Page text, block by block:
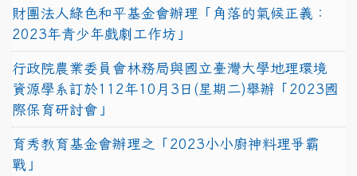
財團法人綠色和平基金會辦理「角落的氣候正義：
2023年青少年戲劇工作坊」
行政院農業委員會林務局與國立臺灣大學地理環境
資源學系訂於112年10月3日(星期二)舉辦「2023國
際保育研討會」
育秀教育基金會辦理之「2023小小廚神料理爭霸
戰」